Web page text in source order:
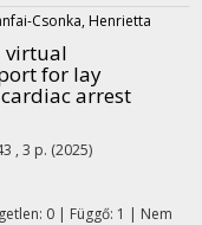
Csonka, Henrietta
virtual
for lay
arrest
, 3 p. (2025)
0 | Függő: 1 | Nem